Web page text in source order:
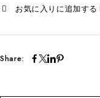
Share: